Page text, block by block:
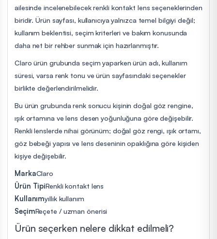
ailesinde incelenebilecek renkli kontakt lens seçeneklerinden
biridir. Ürün sayfası, kullanıcıya yalnızca temel bilgiyi değil;
kullanım beklentisi, seçim kriterleri ve bakım konusunda
daha net bir rehber sunmak için hazırlanmıştır.
Claro ürün grubunda seçim yaparken ürün adı, kullanım
süresi, varsa renk tonu ve ürün sayfasındaki seçenekler
birlikte değerlendirilmelidir.
Bu ürün grubunda renk sonucu kişinin doğal göz rengine,
ışık ortamına ve lens desen yoğunluğuna göre değişebilir.
Renkli lenslerde nihai görünüm; doğal göz rengi, ışık ortamı,
göz bebeği yapısı ve lens deseninin opaklığına göre kişiden
kişiye değişebilir.
MarkaClaro
Ürün TipiRenkli kontakt lens
Kullanımyıllık kullanım
SeçimReçete / uzman önerisi
Ürün seçerken nelere dikkat edilmeli?